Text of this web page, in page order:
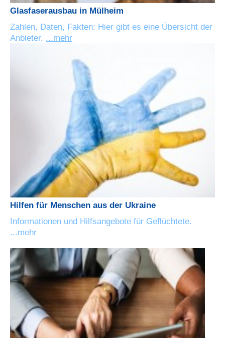
Glasfaserausbau in Mülheim
Zahlen, Daten, Fakten: Hier gibt es eine Übersicht der
Anbieter. ...mehr
Hilfen für Menschen aus der Ukraine
Informationen und Hilfsangebote für Geflüchtete.
...mehr